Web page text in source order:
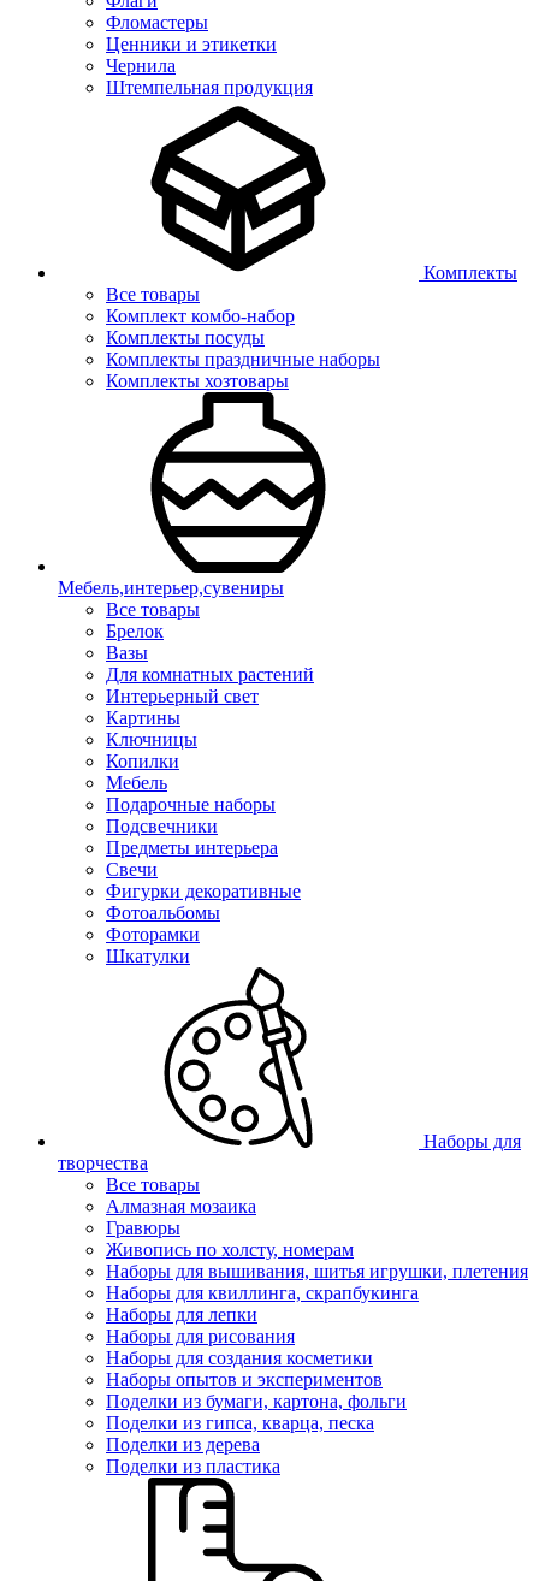
Фломастеры
Ценники и этикетки
Чернила
Штемпельная продукция
Комплекты
Все товары
Комплект комбо-набор
Комплекты посуды
Комплекты праздничные наборы
Комплекты хозтовары
Мебель,интерьер,сувениры
Все товары
Брелок
Вазы
Для комнатных растений
Интерьерный свет
Картины
Ключницы
Копилки
Мебель
Подарочные наборы
Подсвечники
Предметы интерьера
Свечи
Фигурки декоративные
Фотоальбомы
Фоторамки
Шкатулки
Наборы для
творчества
Все товары
Алмазная мозаика
Гравюры
Живопись по холсту, номерам
Наборы для вышивания, шитья игрушки, плетения
Наборы для квиллинга, скрапбукинга
Наборы для лепки
Наборы для рисования
Наборы для создания косметики
Наборы опытов и экспериментов
Поделки из бумаги, картона, фольги
Поделки из гипса, кварца, песка
Поделки из дерева
Поделки из пластика